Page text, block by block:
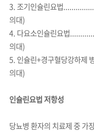
3. 조기인슐린요법
의대)
4. 다요소인슐린요법
의대)
5. 인슐린+경구혈당강하제
의대)
인슐린요법 저항성
당뇨병 환자의 치료제 중 가